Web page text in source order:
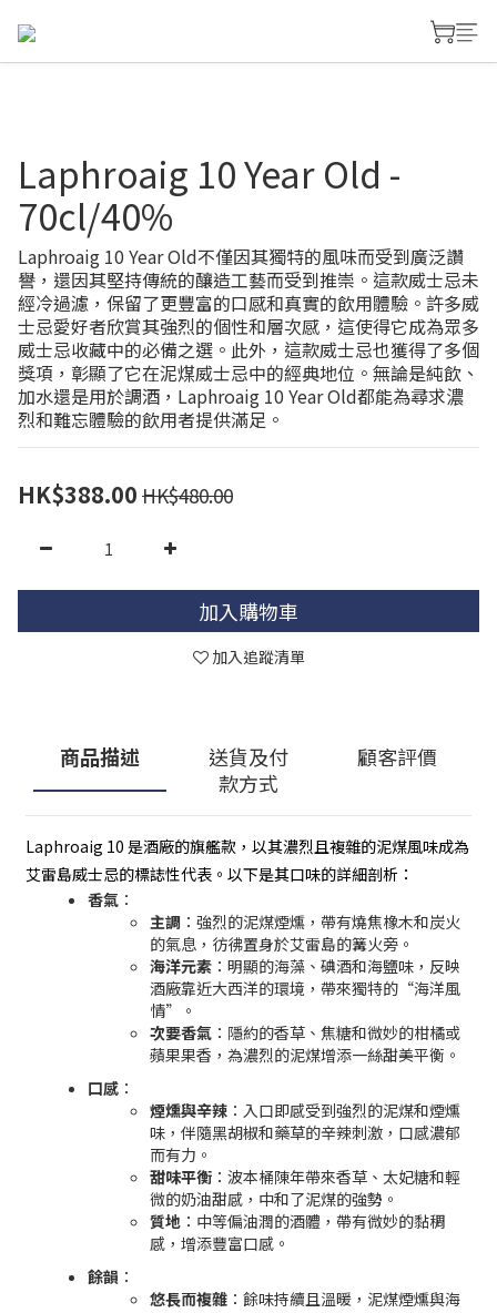
Laphroaig 10 Year Old -
70cl/40%
Laphroaig 10 Year Old不僅因其獨特的風味而受到廣泛讚
譽，還因其堅持傳統的釀造工藝而受到推崇。這款威士忌未
經冷過濾，保留了更豐富的口感和真實的飲用體驗。許多威
士忌愛好者欣賞其強烈的個性和層次感，這使得它成為眾多
威士忌收藏中的必備之選。此外，這款威士忌也獲得了多個
獎項，彰顯了它在泥煤威士忌中的經典地位。無論是純飲、
加水還是用於調酒，Laphroaig 10 Year Old都能為尋求濃
烈和難忘體驗的飲用者提供滿足。
HK$388.00 HK$480.00
加入購物車
加入追蹤清單
商品描述
送貨及付
款方式
顧客評價
Laphroaig 10 是酒廠的旗艦款，以其濃烈且複雜的泥煤風味成為
艾雷島威士忌的標誌性代表。以下是其口味的詳細剖析：
香氣 ：
主調 ：強烈的泥煤煙燻，帶有燒焦橡木和炭火
的氣息，彷彿置身於艾雷島的篝火旁。
海洋元素 ：明顯的海藻、碘酒和海鹽味，反映
酒廠靠近大西洋的環境，帶來獨特的“海洋風
情”。
次要香氣 ：隱約的香草、焦糖和微妙的柑橘或
蘋果果香，為濃烈的泥煤增添一絲甜美平衡。
口感 ：
煙燻與辛辣 ：入口即感受到強烈的泥煤和煙燻
味，伴隨黑胡椒和藥草的辛辣刺激，口感濃郁
而有力。
甜味平衡 ：波本桶陳年帶來香草、太妃糖和輕
微的奶油甜感，中和了泥煤的強勢。
質地 ：中等偏油潤的酒體，帶有微妙的黏稠
感，增添豐富口感。
餘韻 ：
悠長而複雜 ：餘味持續且溫暖，泥煤煙燻與海